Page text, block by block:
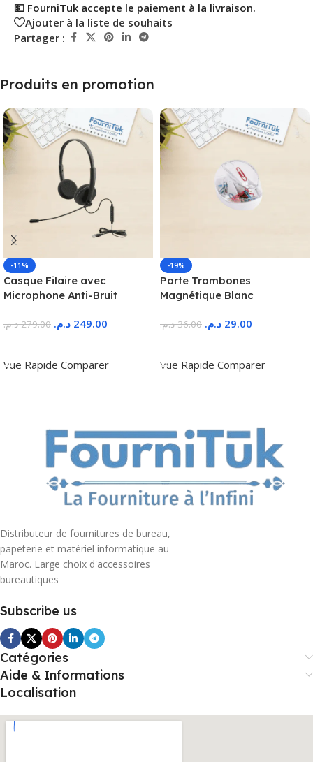
💵 FourniTuk accepte le paiement à la livraison.
Ajouter à la liste de souhaits
Partager :
Produits en promotion
-11%
Casque Filaire avec
Microphone Anti-Bruit
279.00 د.م. 249.00 د.م.
Vue Rapide Comparer
-19%
Porte Trombones
Magnétique Blanc
36.00 د.م. 29.00 د.م.
Vue Rapide Comparer
Distributeur de fournitures de bureau,
papeterie et matériel informatique au
Maroc. Large choix d'accessoires
bureautiques
Subscribe us
Catégories
Aide & Informations
Localisation